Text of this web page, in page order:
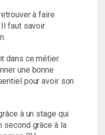
à faire
Il faut savoir
dans ce métier.
une bonne
pour avoir son
à un stage qui
second grâce à la